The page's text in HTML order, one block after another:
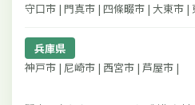
守口市 | 門真市 | 四條畷市 | 大東市 |
兵庫県
神戸市 | 尼崎市 | 西宮市 | 芦屋市 |